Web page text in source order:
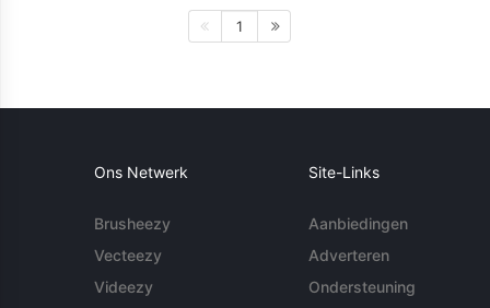
1
Ons Netwerk
Brusheezy
Vecteezy
Videezy
Site-Links
Aanbiedingen
Adverteren
Ondersteuning